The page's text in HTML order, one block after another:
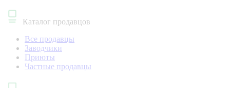
Каталог продавцов
Все продавцы
Заводчики
Приюты
Частные продавцы